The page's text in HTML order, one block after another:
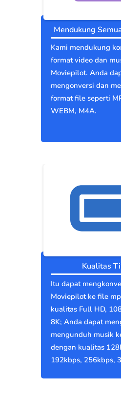
Mendukung
Kami mendukung
format video dan
Moviepilot. Anda
mengonversi dan
format file seperti
WEBM, M4A.
Kualitas
Itu dapat
Moviepilot ke file
kualitas Full HD,
8K; Anda dapat
mengunduh musik
dengan kualitas
192kbps, 256kbps,